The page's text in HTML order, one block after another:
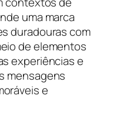
uma marca
duradouras com
de elementos
experiências e
mensagens
e